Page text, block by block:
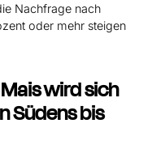
Nachfrage nach
oder mehr steigen
wird sich
Südens bis